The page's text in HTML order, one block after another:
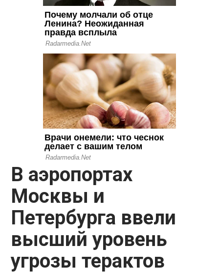
В аэропортах
Москвы и
Петербурга ввели
высший уровень
угрозы терактов